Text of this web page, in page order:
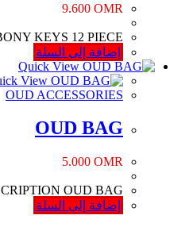
9.600 OMR
KEYS 12 PIECE
إضافة إلى السلة
OUD ACCESSORIES
OUD BAG
5.000 OMR
OUD BAG
إضافة إلى السلة